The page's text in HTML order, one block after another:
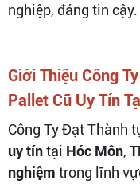
nghiệp, đáng tin cậy.
Giới Thiệu Công
Pallet Cũ Uy Tín
Công Ty Đạt Thành
uy tíntại Hóc Môn,
nghiệm trong lĩnh